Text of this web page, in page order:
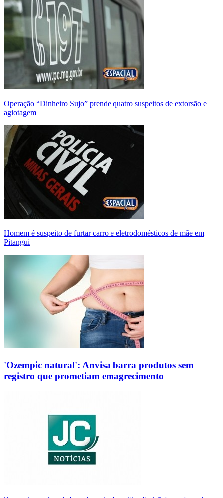
Operação “Dinheiro Sujo” prende quatro suspeitos de extorsão e
agiotagem
Homem é suspeito de furtar carro e eletrodomésticos de mãe em
Pitangui
'Ozempic natural': Anvisa barra produtos sem
registro que prometiam emagrecimento